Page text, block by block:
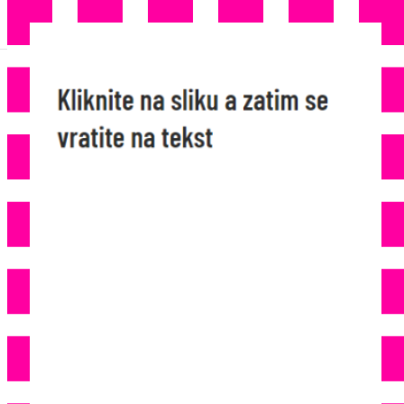
GNJUSAN ZLOČIN: Ubili Majku
(34) I Kćer (10), Pa Njihova